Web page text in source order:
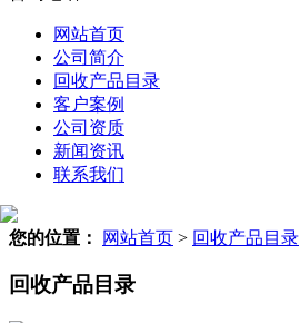
网站首页
公司简介
回收产品目录
客户案例
公司资质
新闻资讯
联系我们
您的位置： 网站首页 > 回收产品目录
回收产品目录